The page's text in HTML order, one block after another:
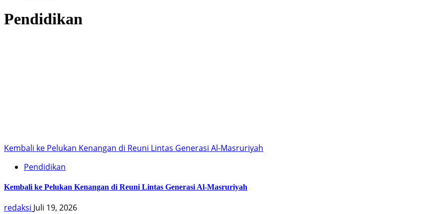
Pendidikan
Kembali ke Pelukan Kenangan di Reuni Lintas Generasi Al-Masruriyah
Pendidikan
Kembali ke Pelukan Kenangan di Reuni Lintas Generasi Al-Masruriyah
redaksi Juli 19, 2026